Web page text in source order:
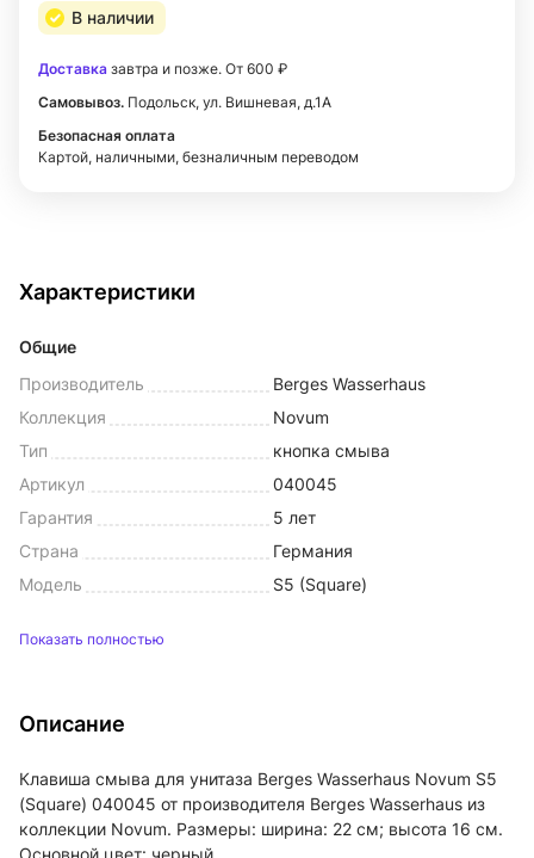
В наличии
Доставка завтра и позже. От 600 ₽
Самовывоз. Подольск, ул. Вишневая, д.1А
Безопасная оплата
Картой, наличными, безналичным переводом
Характеристики
Общие
Производитель
Berges Wasserhaus
Коллекция
Novum
Тип
кнопка смыва
Артикул
040045
Гарантия
5 лет
Страна
Германия
Модель
S5 (Square)
Показать полностью
Описание
Клавиша смыва для унитаза Berges Wasserhaus Novum S5
(Square) 040045 от производителя Berges Wasserhaus из
коллекции Novum. Размеры: ширина: 22 см; высота 16 см.
Основной цвет: черный.